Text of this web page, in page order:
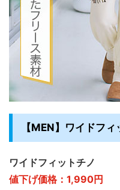
【MEN】ワイドフィ
ワイドフィットチノ
値下げ価格：1,990円